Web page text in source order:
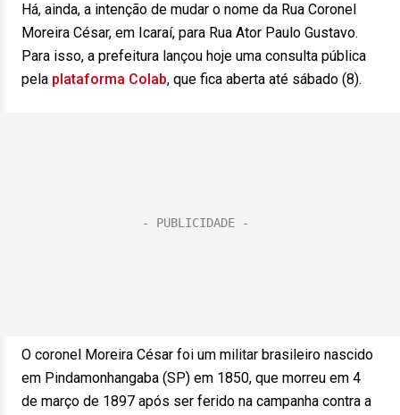
Há, ainda, a intenção de mudar o nome da Rua Coronel
Moreira César, em Icaraí, para Rua Ator Paulo Gustavo.
Para isso, a prefeitura lançou hoje uma consulta pública
pela plataforma Colab, que fica aberta até sábado (8).
O coronel Moreira César foi um militar brasileiro nascido
em Pindamonhangaba (SP) em 1850, que morreu em 4
de março de 1897 após ser ferido na campanha contra a